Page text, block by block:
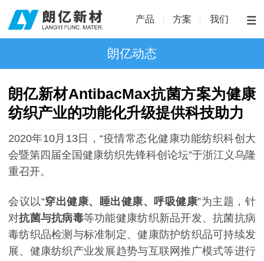
产品 方案 我们
朗亿动态
朗亿新材AntibacMax抗菌方案为健康
纺织产业的功能化升级提供科技助力
2020年10月13日，“疫情常态化健康功能纺织科创大
会暨第四届全国健康纺织先锋科创论坛”于浙江义乌隆
重召开。
会议以“穿出健康、睡出健康、呼吸健康”为主题，针
对抗菌与抗病毒等功能健康纺织新品开发、抗菌抗病
毒纺织品检测与标准制定、健康防护纺织品可持续发
展、健康纺织产业发展趋势与互联网推广模式等进行